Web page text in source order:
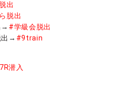
出
脱出
→ #学級会脱出
出→ #9train
潜入